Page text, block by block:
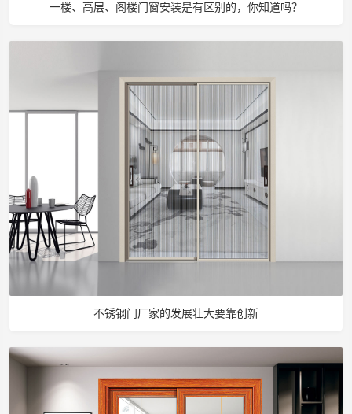
一楼、高层、阁楼门窗安装是有区别的，你知道吗？
不锈钢门厂家的发展壮大要靠创新